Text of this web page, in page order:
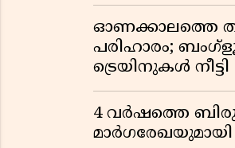
ഓണക്കാലത്തെ
പരിഹാരം;
ട്രെയിനുകൾ നീട്ടി
4 വർഷത്തെ